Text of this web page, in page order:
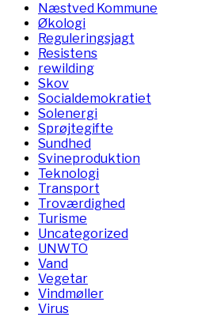
Næstved Kommune
Økologi
Reguleringsjagt
Resistens
rewilding
Skov
Socialdemokratiet
Solenergi
Sprøjtegifte
Sundhed
Svineproduktion
Teknologi
Transport
Troværdighed
Turisme
Uncategorized
UNWTO
Vand
Vegetar
Vindmøller
Virus